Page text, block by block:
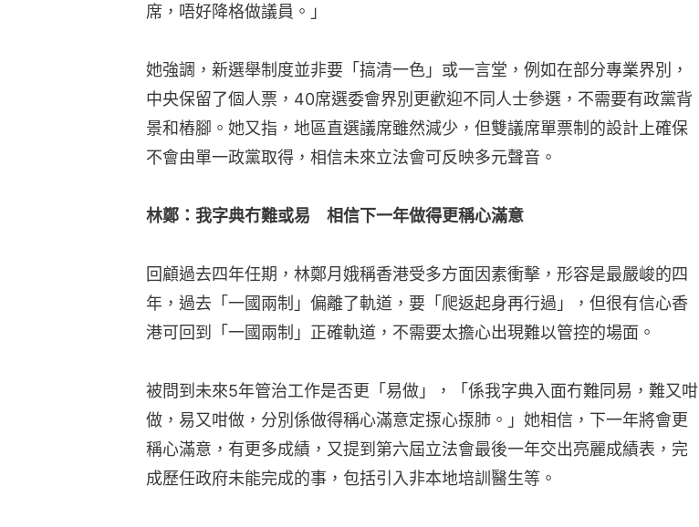
席，唔好降格做議員。」
她強調，新選舉制度並非要「搞清一色」或一言堂，例如在部分專業界別，
中央保留了個人票，40席選委會界別更歡迎不同人士參選，不需要有政黨背
景和樁腳。她又指，地區直選議席雖然減少，但雙議席單票制的設計上確保
不會由單一政黨取得，相信未來立法會可反映多元聲音。
林鄭：我字典冇難或易　相信下一年做得更稱心滿意
回顧過去四年任期，林鄭月娥稱香港受多方面因素衝擊，形容是最嚴峻的四
年，過去「一國兩制」偏離了軌道，要「爬返起身再行過」，但很有信心香
港可回到「一國兩制」正確軌道，不需要太擔心出現難以管控的場面。
被問到未來5年管治工作是否更「易做」，「係我字典入面冇難同易，難又咁
做，易又咁做，分別係做得稱心滿意定揼心揼肺。」她相信，下一年將會更
稱心滿意，有更多成績，又提到第六屆立法會最後一年交出亮麗成績表，完
成歷任政府未能完成的事，包括引入非本地培訓醫生等。